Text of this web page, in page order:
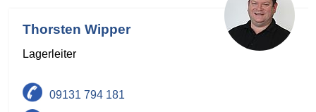
Thorsten Wipper
Lagerleiter
09131 794 181